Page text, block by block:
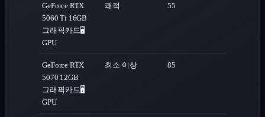
GeForce RTX
5060 Ti 16GB
그래픽카드🖥️
GPU
쾌적 55
GeForce RTX
5070 12GB
그래픽카드🖥️
GPU
최소 이상 85